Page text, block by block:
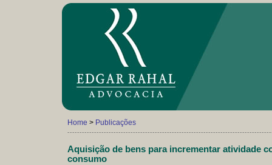
Home > Publicações
Aquisição de bens para incrementar atividade
consumo